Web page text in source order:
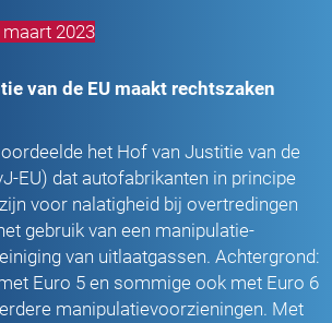
maart 2023
van de EU maakt rechtszaken
het Hof van Justitie van de
EU) dat autofabrikanten in principe
voor nalatigheid bij overtredingen
gebruik van een manipulatie-
van uitlaatgassen. Achtergrond:
Euro 5 en sommige ook met Euro 6
manipulatievoorzieningen. Met